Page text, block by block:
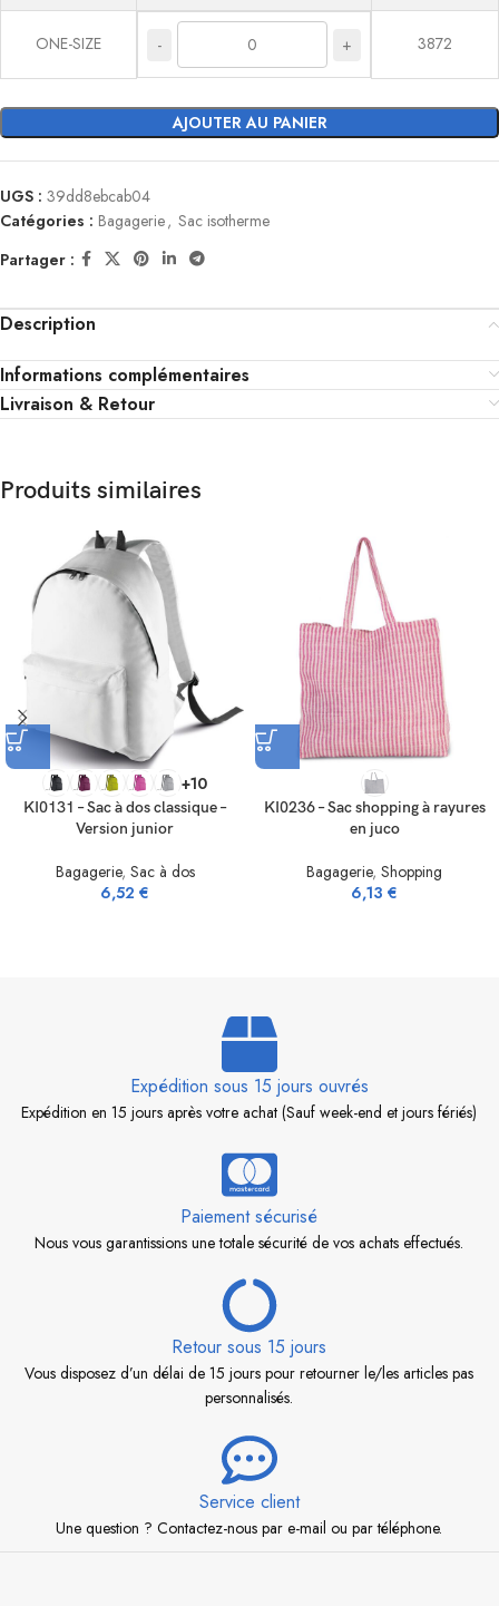
ONE-SIZE - + 3872
AJOUTER AU PANIER
UGS : 39dd8ebcab04
Catégories : Bagagerie, Sac isotherme
Partager :
Description
Informations complémentaires
Livraison & Retour
Produits similaires
+10
KI0131 – Sac à dos classique –
Version junior
Bagagerie, Sac à dos
6,52 €
KI0236 – Sac shopping à rayures
en juco
Bagagerie, Shopping
6,13 €
Expédition sous 15 jours ouvrés
Expédition en 15 jours après votre achat (Sauf week-end et jours fériés)
Paiement sécurisé
Nous vous garantissions une totale sécurité de vos achats effectués.
Retour sous 15 jours
Vous disposez d’un délai de 15 jours pour retourner le/les articles pas
personnalisés.
Service client
Une question ? Contactez-nous par e-mail ou par téléphone.